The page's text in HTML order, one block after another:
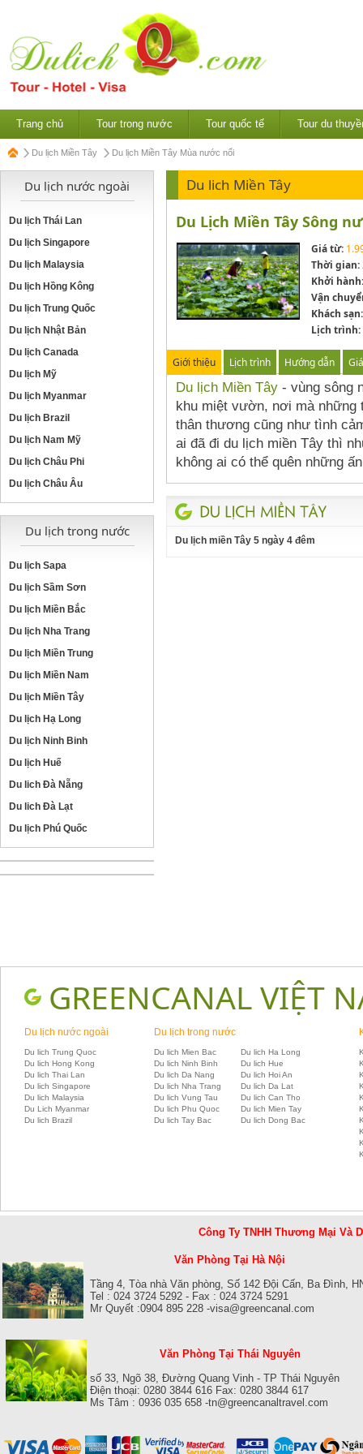
Trang chủ Tour trong nước Tour quốc tế Tour du
Du lịch Miền Tây Du lịch Miền Tây Mùa nước nổi
Du lịch nước ngoài
Du lịch Thái Lan
Du lịch Singapore
Du lịch Malaysia
Du lịch Hồng Kông
Du lịch Trung Quốc
Du lịch Nhật Bản
Du lịch Canada
Du lịch Mỹ
Du lịch Myanmar
Du lịch Brazil
Du lịch Nam Mỹ
Du lịch Châu Phi
Du lịch Châu Âu
Du lịch trong nước
Du lịch Sapa
Du lịch Sầm Sơn
Du lịch Miền Bắc
Du lịch Nha Trang
Du lịch Miền Trung
Du lịch Miền Nam
Du lịch Miền Tây
Du lịch Hạ Long
Du lịch Ninh Binh
Du lịch Huế
Du lich Đà Nẵng
Du lich Đà Lạt
Du lịch Phú Quốc
Du lich Miền Tây
Du Lịch Miền Tây Sông
Giá từ:
Thời gian:
Khởi hành:
Vận
Khách sạn:
Lịch trình:
Giới thiệu Lịch trình Hướng dẫn Giá
Du lịch Miền Tây- vùng sông
khu miệt vườn, nơi mà
thân thương cũng như tình
ai đã đi du lịch miền Tây thì
không ai có thể quên những
Du lịch miền Tây 5 ngày 4 đêm
GREENCANAL VIỆT
Du lịch nước ngoài
Du lich Trung Quoc
Du lich Hong Kong
Du lich Thai Lan
Du lich Singapore
Du lich Malaysia
Du Lich Myanmar
Du lich Brazil
Du lịch trong nước
Du lich Mien Bac
Du lich Ha Long
Du lich Ninh Binh
Du lich Hue
Du lich Da Nang
Du lich Hoi An
Du lich Nha Trang
Du lich Da Lat
Du lich Vung Tau
Du lich Can Tho
Du lich Phu Quoc
Du lich Mien Tay
Du lich Tay Bac
Du lich Dong Bac
Công Ty TNHH Thương Mại Và
Văn Phòng Tại Hà Nội
Tầng 4, Tòa nhà Văn phòng, Số 142 Đội Cấn, Ba Đình,
Tel : 024 3724 5292 - Fax : 024 3724 5291
Mr Quyết :0904 895 228 -visa@greencanal.com
Văn Phòng Tại Thái Nguyên
số 33, Ngõ 38, Đường Quang Vinh - TP Thái Nguyên
Điện thoại: 0280 3844 616 Fax: 0280 3844 617
Ms Tâm : 0936 035 658 -tn@greencanaltravel.com